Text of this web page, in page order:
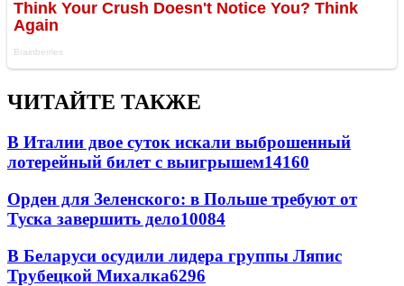
ЧИТАЙТЕ ТАКЖЕ
В Италии двое суток искали выброшенный
лотерейный билет с выигрышем14160
Орден для Зеленского: в Польше требуют от
Туска завершить дело10084
В Беларуси осудили лидера группы Ляпис
Трубецкой Михалка6296